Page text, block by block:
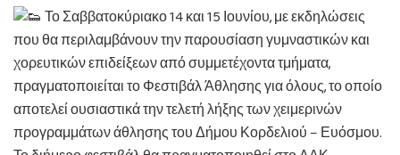
Το Σαββατοκύριακο 14 και 15 Ιουνίου, με εκδηλώσεις
που θα περιλαμβάνουν την παρουσίαση γυμναστικών και
χορευτικών επιδείξεων από συμμετέχοντα τμήματα,
πραγματοποιείται το Φεστιβάλ Άθλησης για όλους, το οποίο
αποτελεί ουσιαστικά την τελετή λήξης των χειμερινών
προγραμμάτων άθλησης του Δήμου Κορδελιού – Ευόσμου.